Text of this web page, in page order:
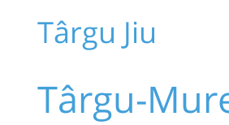
Târgu Jiu
Târgu-